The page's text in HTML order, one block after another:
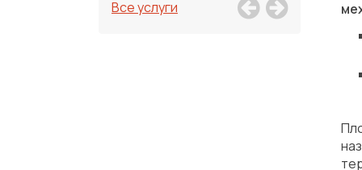
Все услуги